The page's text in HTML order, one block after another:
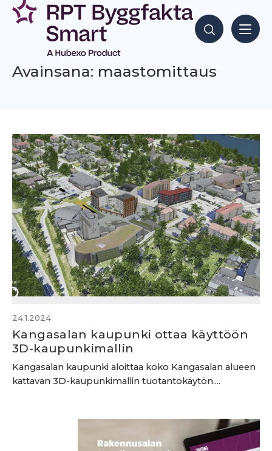
Siirry
sisältöön
Hae sisältöjä
Avainsana: maastomittaus
24.1.2024
Kangasalan kaupunki ottaa käyttöön
3D-kaupunkimallin
Kangasalan kaupunki aloittaa koko Kangasalan alueen
kattavan 3D-kaupunkimallin tuotantokäytön....